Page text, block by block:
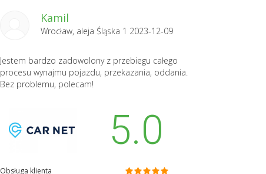
Kamil
Wrocław, aleja Śląska 1 2023-12-09
Jestem bardzo zadowolony z przebiegu całego
procesu wynajmu pojazdu, przekazania, oddania.
Bez problemu, polecam!
5.0
Obsługa klienta